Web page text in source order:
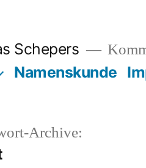
Schepers
Namenskunde
Archive: